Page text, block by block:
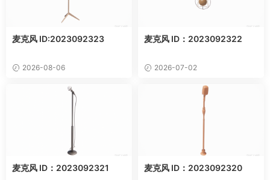
麦克风 ID:2023092323
2026-08-06
麦克风 ID：2023092322
2026-07-02
麦克风 ID：2023092321 麦克风 ID：2023092320